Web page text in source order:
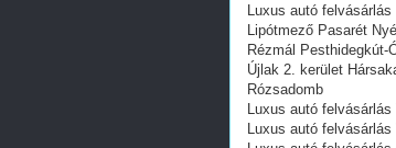
Luxus autó
Lipótmező Pasarét
Rézmál
Újlak 2. kerület
Rózsadomb
Luxus autó
Luxus autó